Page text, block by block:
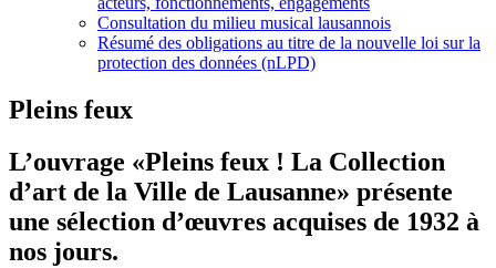
Consultation du milieu musical lausannois
Résumé des obligations au titre de la nouvelle loi sur la
protection des données (nLPD)
Pleins feux
L’ouvrage «Pleins feux ! La Collection
d’art de la Ville de Lausanne» présente
une sélection d’œuvres acquises de 1932 à
nos jours.